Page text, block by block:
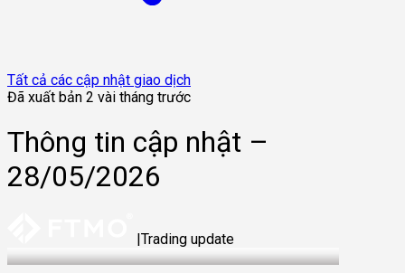
Tất cả các cập nhật giao dịch
Đã xuất bản 2 vài tháng trước
Thông tin cập nhật –
28/05/2026
Trading update
28 May 2026